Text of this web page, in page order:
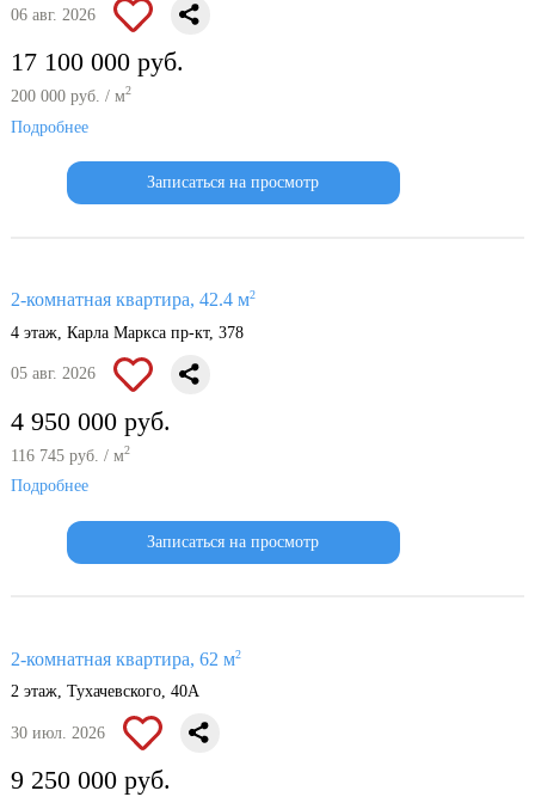
06 авг. 2026
17 100 000 руб.
200 000 руб. / м2
Подробнее
Записаться на просмотр
2-комнатная квартира, 42.4 м2
4 этаж, Карла Маркса пр-кт, 378
05 авг. 2026
4 950 000 руб.
116 745 руб. / м2
Подробнее
Записаться на просмотр
2-комнатная квартира, 62 м2
2 этаж, Тухачевского, 40А
30 июл. 2026
9 250 000 руб.